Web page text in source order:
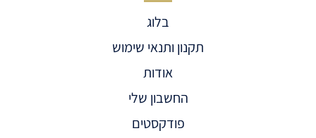
בלוג
תקנון ותנאי שימוש
אודות
החשבון שלי
פודקסטים